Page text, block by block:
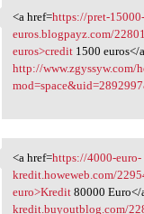
<a href=https://
<a href=https://pret-15000-
euros.blogpayz.com/
euros>credit1500 euros</
http://www.zgyssyw.com/
<a href=https://
<a href=https://4000-euro-
kredit.howeweb.com/
euro>Kredit80000 Euro</
kredit.buyoutblog.com/